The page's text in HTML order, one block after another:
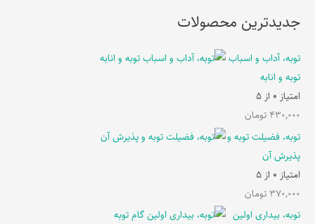
جدیدترین محصولات
توبه، آداب و اسباب
توبه و انابه
امتیاز 0 از 5
430,000 تومان
توبه، فضیلت توبه و
پذیرش آن
امتیاز 0 از 5
370,000 تومان
توبه، بیداری اولین